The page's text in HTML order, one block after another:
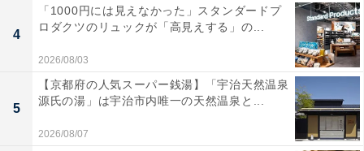
「東京ディズニーリゾート・フローズンセレクション」
からは、ミッキーマウスとミニーマウスをイメージし
た、だるまデザインの和風スイーツが登場します。
4
「1000円には見えなかった」スタンダードプ
ロダクツのリュックが「高見えする」の...
2026/08/03
5
【京都府の人気スーパー銭湯】「宇治天然温泉
源氏の湯」は宇治市内唯一の天然温泉と...
2026/08/07